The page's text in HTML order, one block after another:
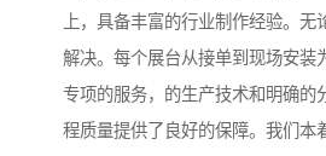
上，具备丰富的行业制作经验。无
解决。每个展台从接单到现场安装
专项的服务，的生产技术和明确的
程质量提供了良好的保障。我们本